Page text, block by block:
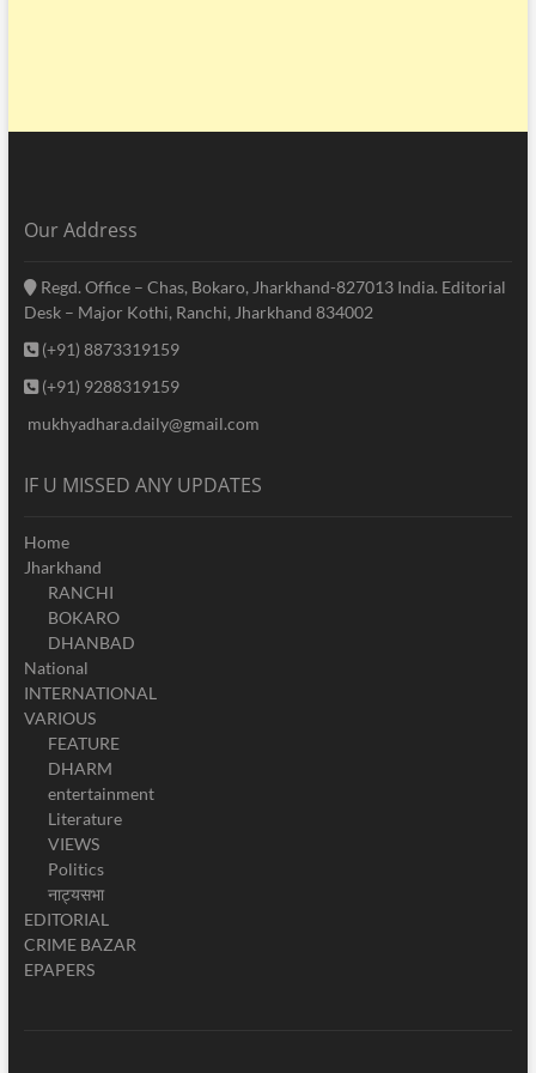
Our Address
Regd. Office – Chas, Bokaro, Jharkhand-827013 India. Editorial
Desk – Major Kothi, Ranchi, Jharkhand 834002
(+91) 8873319159
(+91) 9288319159
mukhyadhara.daily@gmail.com
IF U MISSED ANY UPDATES
Home
Jharkhand
RANCHI
BOKARO
DHANBAD
National
INTERNATIONAL
VARIOUS
FEATURE
DHARM
entertainment
Literature
VIEWS
Politics
नाट्यसभा
EDITORIAL
CRIME BAZAR
EPAPERS